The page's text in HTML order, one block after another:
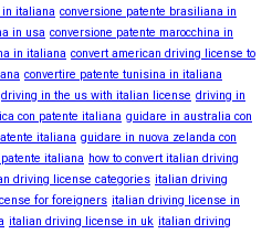
in italiana conversione patente brasiliana in
in usa conversione patente marocchina in
in italiana convert american driving license to
convertire patente tunisina in italiana
driving in the us with italian license driving in
con patente italiana guidare in australia con
italiana guidare in nuova zelanda con
italiana how to convert italian driving
driving license categories italian driving
for foreigners italian driving license in
italian driving license in uk italian driving